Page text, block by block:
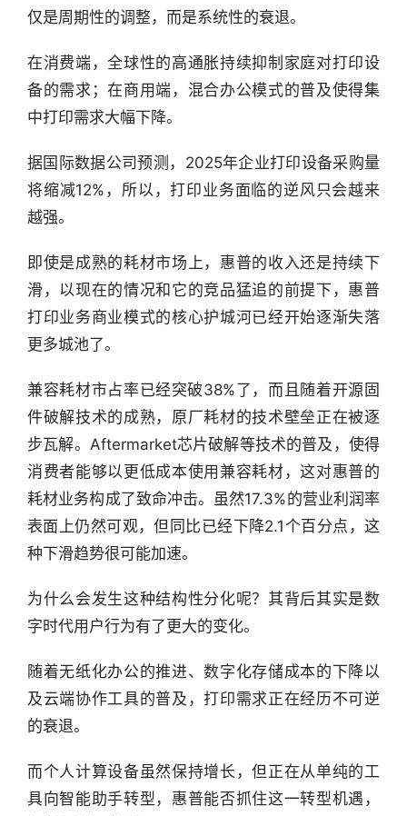
仅是周期性的调整，而是系统性的衰退。
在消费端，全球性的高通胀持续抑制家庭对打印设
备的需求；在商用端，混合办公模式的普及使得集
中打印需求大幅下降。
据国际数据公司预测，2025年企业打印设备采购量
将缩减12%，所以，打印业务面临的逆风只会越来
越强。
即使是成熟的耗材市场上，惠普的收入还是持续下
滑，以现在的情况和它的竞品猛追的前提下，惠普
打印业务商业模式的核心护城河已经开始逐渐失落
更多城池了。
兼容耗材市占率已经突破38%了，而且随着开源固
件破解技术的成熟，原厂耗材的技术壁垒正在被逐
步瓦解。Aftermarket芯片破解等技术的普及，使得
消费者能够以更低成本使用兼容耗材，这对惠普的
耗材业务构成了致命冲击。虽然17.3%的营业利润率
表面上仍然可观，但同比已经下降2.1个百分点，这
种下滑趋势很可能加速。
为什么会发生这种结构性分化呢？其背后其实是数
字时代用户行为有了更大的变化。
随着无纸化办公的推进、数字化存储成本的下降以
及云端协作工具的普及，打印需求正在经历不可逆
的衰退。
而个人计算设备虽然保持增长，但正在从单纯的工
具向智能助手转型，惠普能否抓住这一转型机遇，